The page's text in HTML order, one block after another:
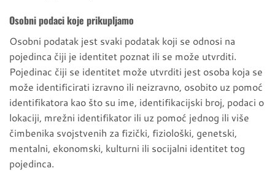
Osobni podaci koje prikupljamo
Osobni podatak jest svaki podatak koji se odnosi na
pojedinca čiji je identitet poznat ili se može utvrditi.
Pojedinac čiji se identitet može utvrditi jest osoba koja se
može identificirati izravno ili neizravno, osobito uz pomoć
identifikatora kao što su ime, identifikacijski broj, podaci o
lokaciji, mrežni identifikator ili uz pomoć jednog ili više
čimbenika svojstvenih za fizički, fiziološki, genetski,
mentalni, ekonomski, kulturni ili socijalni identitet tog
pojedinca.